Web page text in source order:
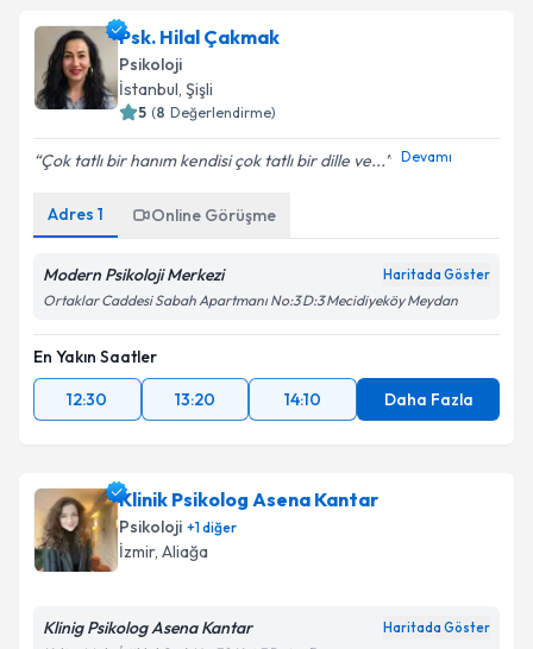
Psk. Hilal Çakmak
Psikoloji
İstanbul, Şişli
5 (8 Değerlendirme)
Çok tatlı bir hanım kendisi çok tatlı bir dille ve... Devamı
Adres 1 Online Görüşme
Modern Psikoloji Merkezi Haritada Göster
Ortaklar Caddesi Sabah Apartmanı No:3 D:3 Mecidiyeköy Meydan
En Yakın Saatler
12:30
13:20 14:10 Daha Fazla
Klinik Psikolog Asena Kantar
Psikoloji +1diğer
İzmir, Aliağa
Klinig Psikolog Asena Kantar Haritada Göster